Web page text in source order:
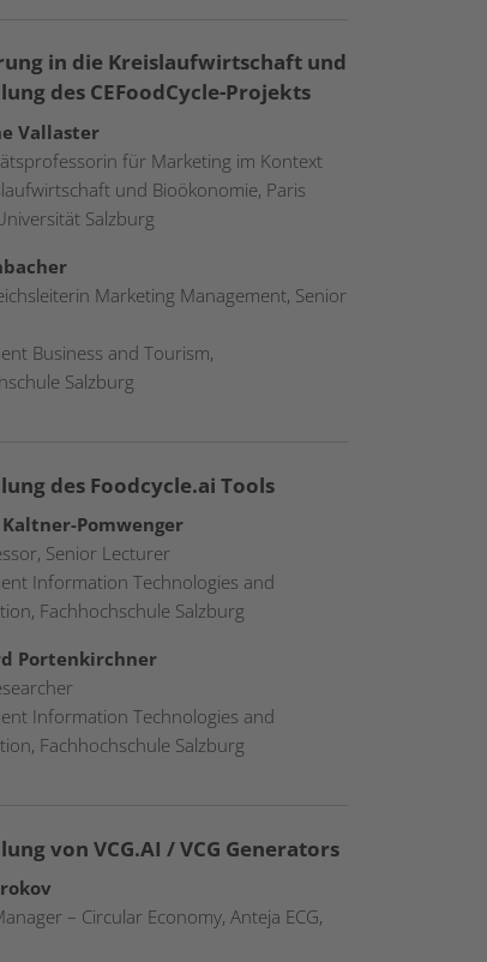
in die Kreislaufwirtschaft und
des CEFoodCycle-Projekts
Vallaster
für Marketing im Kontext
und Bioökonomie, Paris
Salzburg
Marketing Management, Senior
Business and Tourism,
Salzburg
des Foodcycle.ai Tools
Pomwenger
Senior Lecturer
Information Technologies and
Fachhochschule Salzburg
Portenkirchner
Information Technologies and
Fachhochschule Salzburg
von VCG.AI / VCG Generators
– Circular Economy, Anteja ECG,